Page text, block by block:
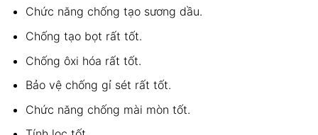
Chức năng chống tạo sương dầu.
Chống tạo bọt rất tốt.
Chống ôxi hóa rất tốt.
Bảo vệ chống gỉ sét rất tốt.
Chức năng chống mài mòn tốt.